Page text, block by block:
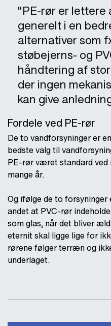
"PE-rør er lettere
generelt i en
alternativer som
støbejerns- og
håndtering af
der ingen
kan give
Fordele ved PE-rør
De to vandforsyninger er
bedste valg til
PE-rør været standard ved
mange år.
Og ifølge de to
andet at PVC-rør
som glas, når det bliver
eternit skal ligge lige for
rørene følger terræn og
underlaget.